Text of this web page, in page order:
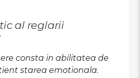
al reglarii
consta in abilitatea de
starea emotionala.